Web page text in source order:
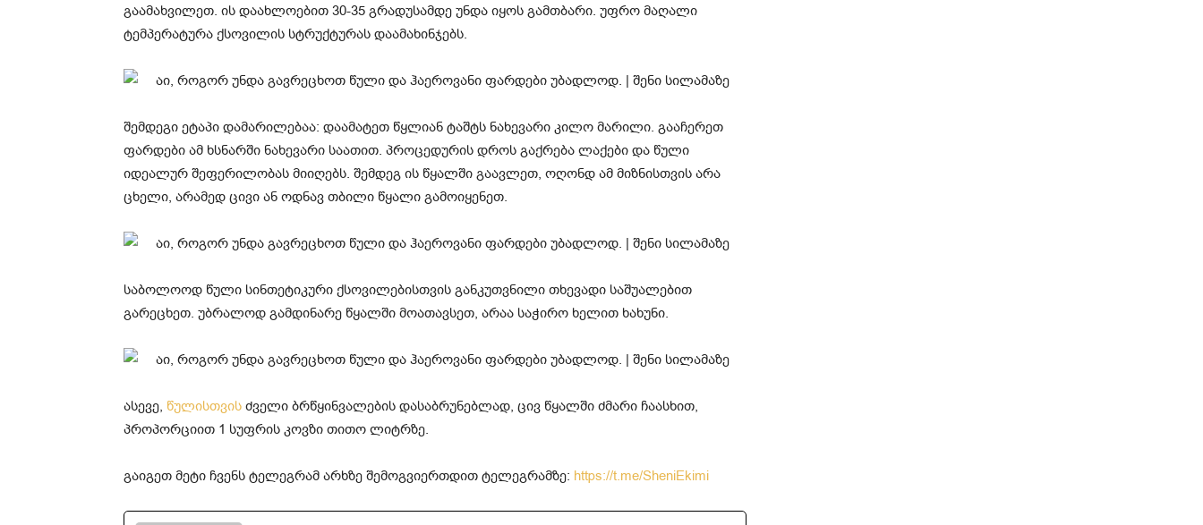
გაამახვილეთ. ის დაახლოებით 30-35 გრადუსამდე უნდა იყოს გამთბარი. უფრო მაღალი
ტემპერატურა ქსოვილის სტრუქტურას დაამახინჯებს.
შემდეგი ეტაპი დამარილებაა: დაამატეთ წყლიან ტაშტს ნახევარი კილო მარილი. გააჩერეთ
ფარდები ამ ხსნარში ნახევარი საათით. პროცედურის დროს გაქრება ლაქები და წული
იდეალურ შეფერილობას მიიღებს. შემდეგ ის წყალში გაავლეთ, ოღონდ ამ მიზნისთვის არა
ცხელი, არამედ ცივი ან ოდნავ თბილი წყალი გამოიყენეთ.
საბოლოოდ წული სინთეტიკური ქსოვილებისთვის განკუთვნილი თხევადი საშუალებით
გარეცხეთ. უბრალოდ გამდინარე წყალში მოათავსეთ, არაა საჭირო ხელით ხახუნი.
ასევე, წულისთვის ძველი ბრწყინვალების დასაბრუნებლად, ცივ წყალში ძმარი ჩაასხით,
პროპორციით 1 სუფრის კოვზი თითო ლიტრზე.
გაიგეთ მეტი ჩვენს ტელეგრამ არხზე შემოგვიერთდით ტელეგრამზე: https://t.me/SheniEkimi